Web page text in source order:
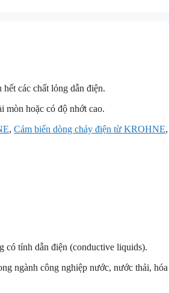
các chất lỏng dẫn điện.
mòn hoặc có độ nhớt cao.
, Cảm biến dòng chảy điện từ KROHNE,
có tính dẫn điện (conductive liquids).
ngành công nghiệp nước, nước thải,